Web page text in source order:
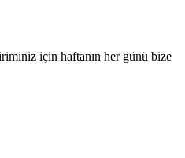
için haftanın her günü bize